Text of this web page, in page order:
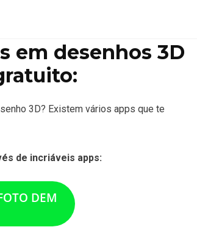
em desenhos 3D
3D? Existem vários apps que te
de incriáveis apps:
DEM